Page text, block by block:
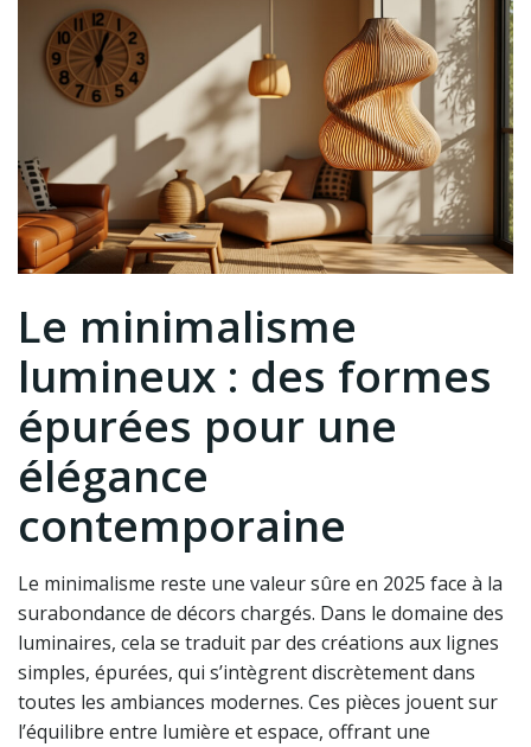
Le minimalisme
lumineux : des formes
épurées pour une
élégance
contemporaine
Le minimalisme reste une valeur sûre en 2025 face à la
surabondance de décors chargés. Dans le domaine des
luminaires, cela se traduit par des créations aux lignes
simples, épurées, qui s’intègrent discrètement dans
toutes les ambiances modernes. Ces pièces jouent sur
l’équilibre entre lumière et espace, offrant une